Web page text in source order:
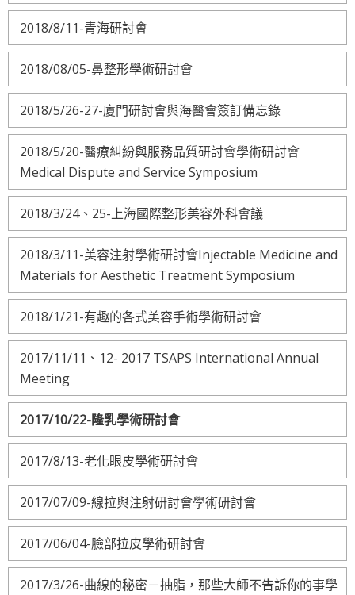
2018/8/11-青海研討會
2018/08/05-鼻整形學術研討會
2018/5/26-27-廈門研討會與海醫會簽訂備忘錄
2018/5/20-醫療糾紛與服務品質研討會學術研討會
Medical Dispute and Service Symposium
2018/3/24、25-上海國際整形美容外科會議
2018/3/11-美容注射學術研討會Injectable Medicine and
Materials for Aesthetic Treatment Symposium
2018/1/21-有趣的各式美容手術學術研討會
2017/11/11、12- 2017 TSAPS International Annual
Meeting
2017/10/22-隆乳學術研討會
2017/8/13-老化眼皮學術研討會
2017/07/09-線拉與注射研討會學術研討會
2017/06/04-臉部拉皮學術研討會
2017/3/26-曲線的秘密－抽脂，那些大師不告訴你的事學